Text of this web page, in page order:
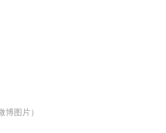
博图片）